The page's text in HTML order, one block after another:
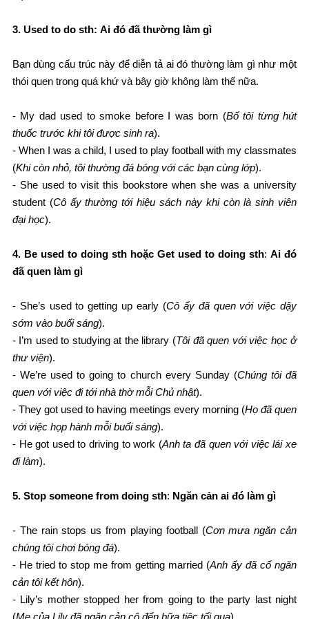
3. Used to do sth: Ai đó đã thường làm gì
Bạn dùng cấu trúc này để diễn tả ai đó thường làm gì như một
thói quen trong quá khứ và bây giờ không làm thế nữa.
- My dad used to smoke before I was born (Bố tôi từng hút
thuốc trước khi tôi được sinh ra).
- When I was a child, I used to play football with my classmates
(Khi còn nhỏ, tôi thường đá bóng với các bạn cùng lớp).
- She used to visit this bookstore when she was a university
student (Cô ấy thường tới hiệu sách này khi còn là sinh viên
đại học).
4. Be used to doing sth hoặc Get used to doing sth:Ai đó
đã quen làm gì
- She’s used to getting up early (Cô ấy đã quen với việc dậy
sớm vào buổi sáng).
- I’m used to studying at the library (Tôi đã quen với việc học ở
thư viện).
- We’re used to going to church every Sunday (Chúng tôi đã
quen với việc đi tới nhà thờ mỗi Chủ nhật).
- They got used to having meetings every morning (Họ đã quen
với việc họp hành mỗi buổi sáng).
- He got used to driving to work (Anh ta đã quen với việc lái xe
đi làm).
5. Stop someone from doing sth: Ngăn cản ai đó làm gì
- The rain stops us from playing football (Cơn mưa ngăn cản
chúng tôi chơi bóng đá).
- He tried to stop me from getting married (Anh ấy đã cố ngăn
cản tôi kết hôn).
- Lily’s mother stopped her from going to the party last night
(Mẹ của Lily đã ngăn cản cô đến bữa tiệc tối qua).